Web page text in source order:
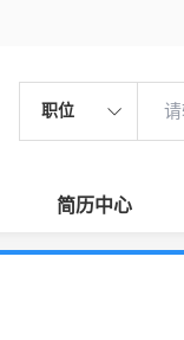
职位
简历中心